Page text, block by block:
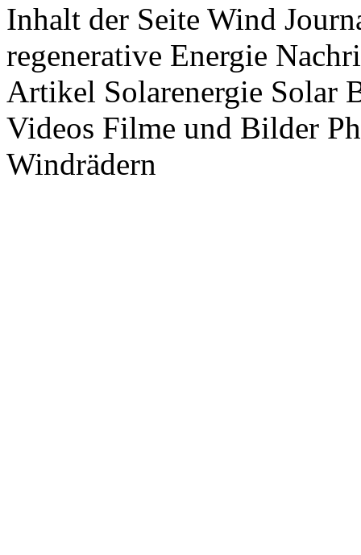
Inhalt der Seite Wind
regenerative Energie
Artikel Solarenergie Solar
Videos Filme und Bilder
Windrädern